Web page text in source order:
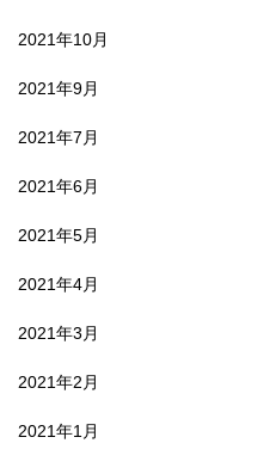
2021年10月
2021年9月
2021年7月
2021年6月
2021年5月
2021年4月
2021年3月
2021年2月
2021年1月